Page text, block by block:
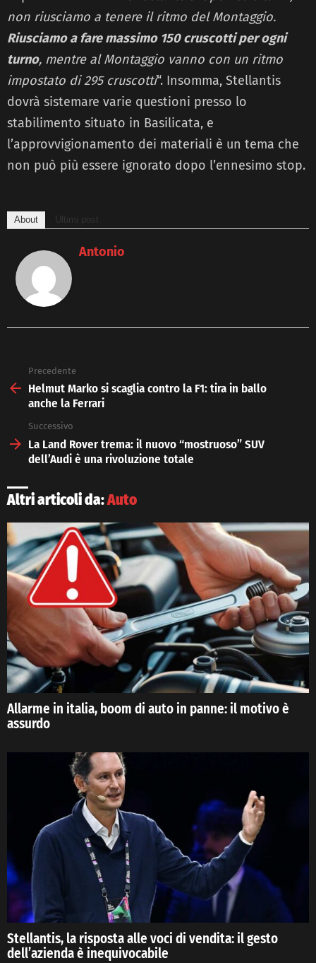
non riusciamo a tenere il ritmo del Montaggio.
Riusciamo a fare massimo 150 cruscotti per ogni
turno, mentre al Montaggio vanno con un ritmo
impostato di 295 cruscotti“. Insomma, Stellantis
dovrà sistemare varie questioni presso lo
stabilimento situato in Basilicata, e
l’approvvigionamento dei materiali è un tema che
non può più essere ignorato dopo l’ennesimo stop.
About Ultimi post
Antonio
more
Precedente
Helmut Marko si scaglia contro la F1: tira in ballo
anche la Ferrari
Successivo
La Land Rover trema: il nuovo “mostruoso” SUV
dell’Audi è una rivoluzione totale
Altri articoli da:Auto
Allarme in italia, boom di auto in panne: il motivo è
assurdo
Stellantis, la risposta alle voci di vendita: il gesto
dell’azienda è inequivocabile